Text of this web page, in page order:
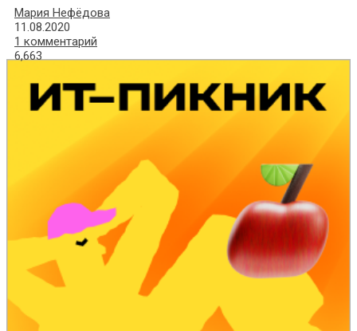
Мария Нефёдова
11.08.2020
1 комментарий
6,663